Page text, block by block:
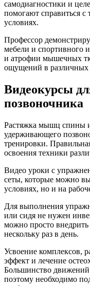
самодиагностики и
помогают справиться
условиях.
Профессор
мебели и спортивного
и атрофии мышечных
ощущений в различных
Видеокурсы
позвоночника
Растяжка мышц спины и
удерживающего
тренировки.
освоения техники
Видео уроки с
сеты, которые можно
условиях, но и на
Для выполнения
или сидя не нужен
можно просто
нескольку раз в день.
Усвоение комплексов,
эффект и лечение
Большинство
поэтому необходимо